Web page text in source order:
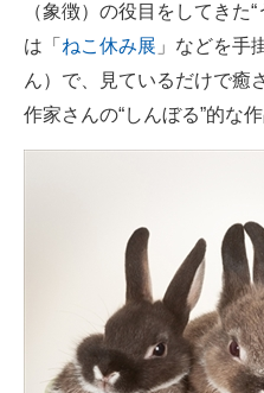
モノづくり技術者専門サイト
エレクトロニクス専門サイト
建設×テクノロジーの最前線
ちょっと気になるネットの話題
（象徴）の役目をしてきた
は「 ねこ休み展 」などを手
ん）で、見ているだけで癒
作家さんの“しんぼる”的な